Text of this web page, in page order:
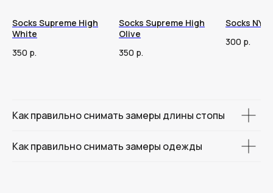
Socks Supreme High
White
350 р.
Socks Supreme High
Olive
350 р.
Socks NY
300 р.
Как правильно снимать замеры длины стопы
Как правильно снимать замеры одежды